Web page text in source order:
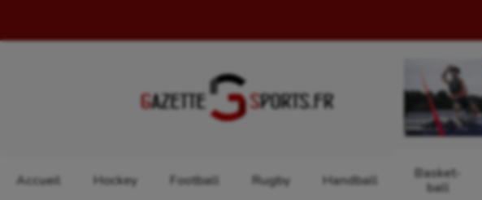
Accueil Hockey Football Rugby Handball
Basket-
ball